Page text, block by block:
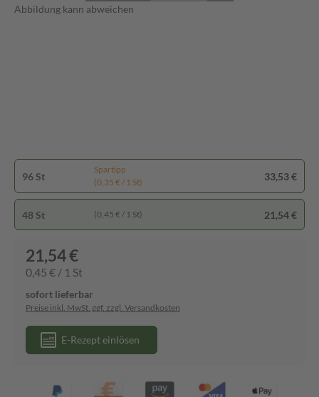
Abbildung kann abweichen
96 St
Spartipp
(0,35 € / 1 St)
33,53 €
48 St (0,45 € / 1 St) 21,54 €
21,54 €
0,45 € / 1 St
sofort lieferbar
Preise inkl. MwSt. ggf. zzgl. Versandkosten
E-Rezept einlösen